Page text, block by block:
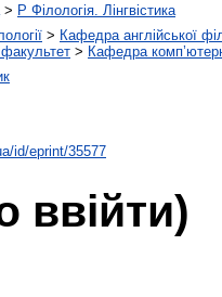
> P Філологія. Лінгвістика
> Кафедра англійської
> Кафедра
id/eprint/35577
ввійти)